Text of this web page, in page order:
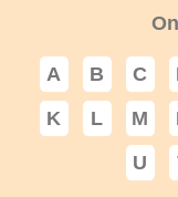
A B C
K
L M
U